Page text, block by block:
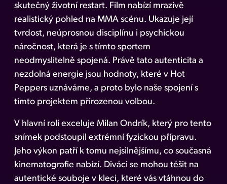
skutečný životní restart. Film nabízí mrazivě
realistický pohled na MMA scénu. Ukazuje její
tvrdost, neúprosnou disciplínu i psychickou
náročnost, která je s tímto sportem
neodmyslitelně spojená. Právě tato autenticita a
nezdolná energie jsou hodnoty, které v Hot
Peppers uznáváme, a proto bylo naše spojení s
tímto projektem přirozenou volbou.
V hlavní roli exceluje Milan Ondrík, který pro tento
snímek podstoupil extrémní fyzickou přípravu.
Jeho výkon patří k tomu nejsilnějšímu, co současná
kinematografie nabízí. Diváci se mohou těšit na
autentické souboje v kleci, které vás vtáhnou do